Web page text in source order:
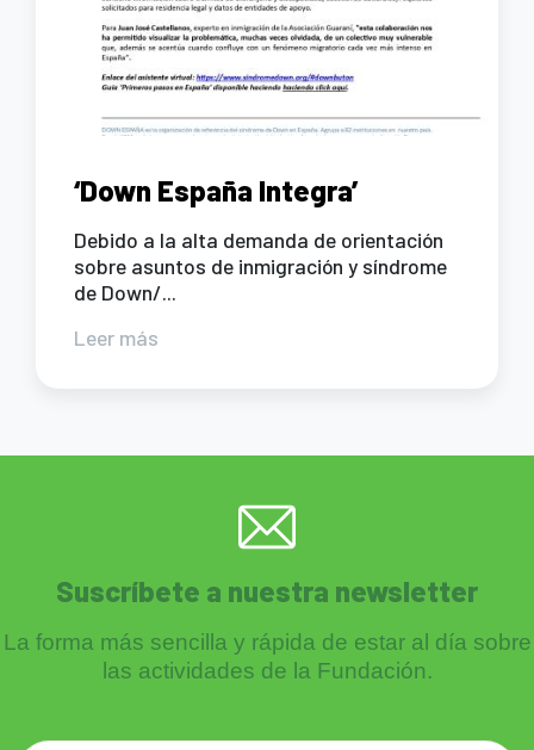
‘Down España Integra’
Debido a la alta demanda de orientación
sobre asuntos de inmigración y síndrome
de Down/...
Leer más
Suscríbete a nuestra newsletter
La forma más sencilla y rápida de estar al día sobre
las actividades de la Fundación.